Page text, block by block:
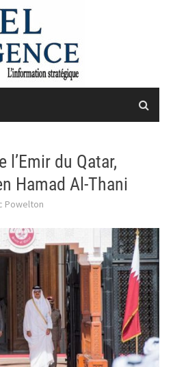
l’Emir du Qatar,
Hamad Al-Thani
Powelton